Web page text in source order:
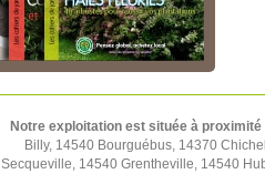
Notre exploitation est située à proximité
Billy, 14540 Bourguébus, 14370
Secqueville, 14540 Grentheville, 14540